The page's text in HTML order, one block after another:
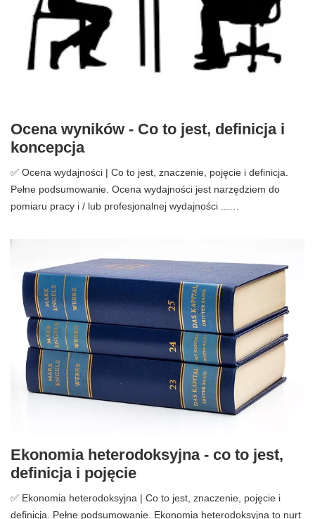
Ocena wyników - Co to jest, definicja i
koncepcja
✅ Ocena wydajności | Co to jest, znaczenie, pojęcie i definicja.
Pełne podsumowanie. Ocena wydajności jest narzędziem do
pomiaru pracy i / lub profesjonalnej wydajności ...…
Ekonomia heterodoksyjna - co to jest,
definicja i pojęcie
✅ Ekonomia heterodoksyjna | Co to jest, znaczenie, pojęcie i
definicja. Pełne podsumowanie. Ekonomia heterodoksyjna to nurt